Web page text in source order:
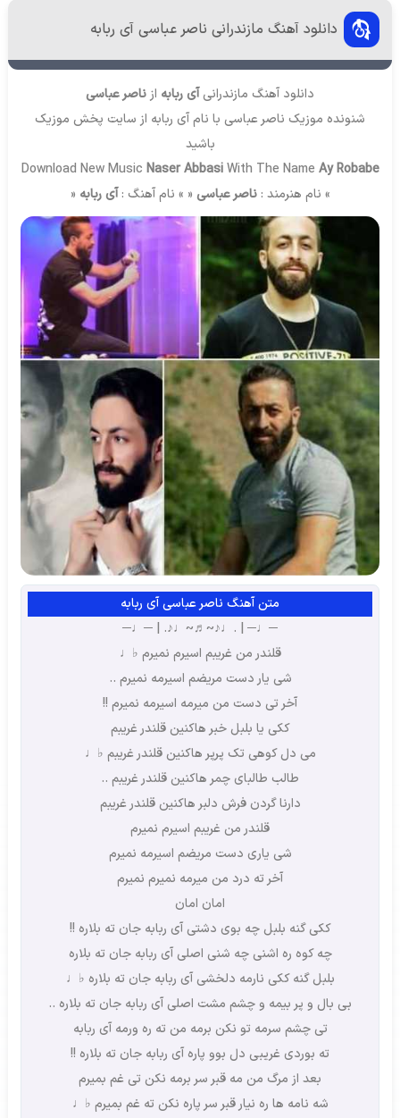
دانلود آهنگ مازندرانی ناصر عباسی آی ربابه
دانلود آهنگ مازندرانی آی ربابه ازناصر عباسی
شنونده موزیک ناصر عباسی با نام آی ربابه از سایت پخش موزیک
باشید
Download New Music Naser AbbasiWith The Name Ay Robabe
» نام هنرمند :ناصر عباسی « » نام آهنگ :آی ربابه «
متن آهنگ ناصر عباسی آی ربابه
─♩─ | .♩♪~♬~♩♪. | ─♩─
قلندر من غریبم اسیرم نمیرم ♭♩
شی یار دست مریضم اسیرمه نمیرم ..
آخر تی دست من میرمه اسیرمه نمیرم !!
ککی یا بلبل خبر هاکنین قلندر غریبم
می دل کوهی تک پرپر هاکنین قلندر غریبم ♭♩
طالب طالبای چمر هاکنین قلندر غریبم ..
دارنا گردن فرش دلبر هاکنین قلندر غریبم
قلندر من غریبم اسیرم نمیرم
شی یاری دست مریضم اسیرمه نمیرم
آخر ته درد من میرمه نمیرم نمیرم
امان امان
ککی گنه بلبل چه بوی دشتی آی ربابه جان ته بلاره !!
چه کوه ره اشنی چه شنی اصلی آی ربابه جان ته بلاره
بلبل گنه ککی نارمه دلخشی آی ربابه جان ته بلاره ♭♩
بی بال و پر بیمه و چشم مشت اصلی آی ربابه جان ته بلاره ..
تی چشم سرمه تو نکن برمه من ته ره ورمه آی ربابه
ته بوردی غریبی دل بوو پاره آی ربابه جان ته بلاره !!
بعد از مرگ من مه قبر سر برمه نکن تی غم بمیرم
شه نامه ها ره نیار قبر سر پاره نکن ته غم بمیرم ♭♩